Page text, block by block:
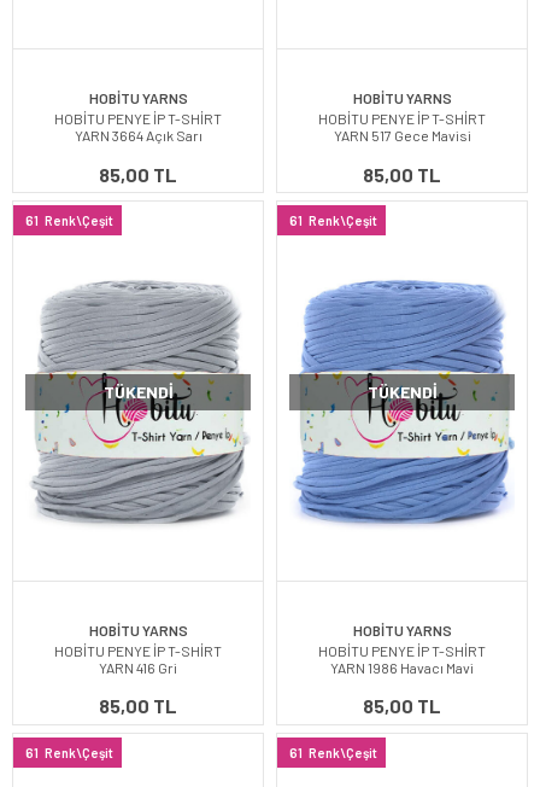
HOBİTU YARNS
HOBİTU PENYE İP T-SHİRT
YARN 3664 Açık Sarı
85,00 TL
HOBİTU YARNS
HOBİTU PENYE İP T-SHİRT
YARN 517 Gece Mavisi
85,00 TL
61 Renk\Çeşit
TÜKENDI
HOBİTU YARNS
HOBİTU PENYE İP T-SHİRT
YARN 416 Gri
85,00 TL
61 Renk\Çeşit
TÜKENDI
HOBİTU YARNS
HOBİTU PENYE İP T-SHİRT
YARN 1986 Havacı Mavi
85,00 TL
61 Renk\Çeşit 61 Renk\Çeşit